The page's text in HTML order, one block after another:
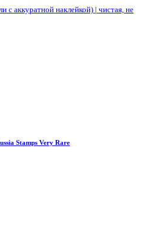
с аккуратной наклейкой) | чистая, не
Stamps Very Rare